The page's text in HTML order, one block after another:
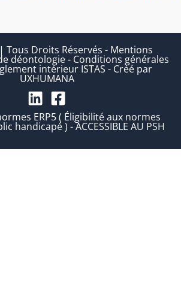
Tous Droits Réservés - Mentions
déontologie- Conditions générales
intérieur ISTAS - Créé par
UXHUMANA
ERP5 ( Éligibilité aux normes
handicapé ) - ACCESSIBLE AU PSH